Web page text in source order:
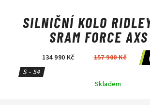
SILNIČNÍ KOLO
SRAM FORCE
CARBON/CANDY
METALLIC/
134 990 Kč 157 900 Kč
S - 54
Skladem